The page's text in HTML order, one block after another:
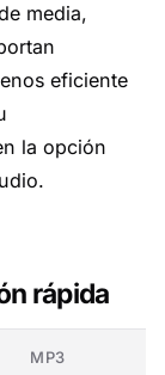
media,
eficiente
la opción
rápida
MP3